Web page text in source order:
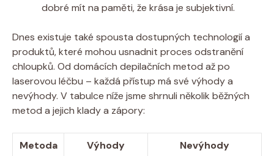
dobré mít na paměti, že krása je subjektivní.
Dnes existuje také spousta dostupných technologií a
produktů, které mohou usnadnit proces odstranění
chloupků. Od domácích depilačních metod až po
laserovou léčbu – každá přístup má své výhody a
nevýhody. V tabulce níže jsme shrnuli několik běžných
metod a jejich klady a zápory:
Metoda Výhody
Nevýhody